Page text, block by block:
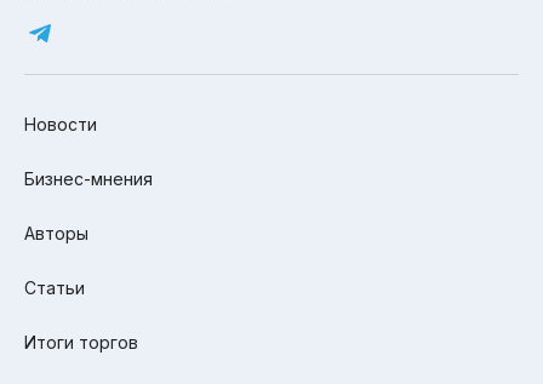
Новости
Бизнес-мнения
Авторы
Статьи
Итоги торгов